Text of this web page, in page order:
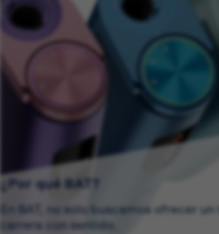
¿Por qué BAT?
En BAT, no solo buscamos ofrecer
carrera con sentido.